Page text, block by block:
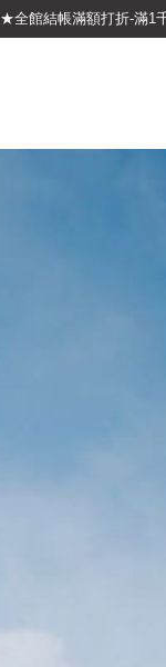
★全館結帳滿額打折-滿1